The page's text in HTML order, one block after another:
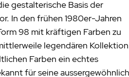
gestalterische Basis der
In den frühen 1980er-Jahren
98 mit kräftigen Farben zu
legendären
Farben ein echtes
für seine